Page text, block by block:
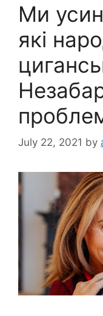
Ми
які
July 22, 2021 by